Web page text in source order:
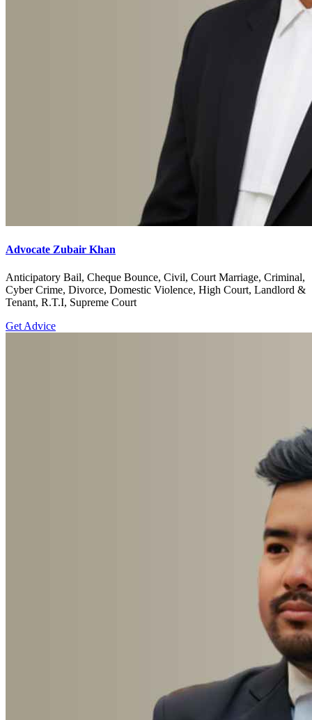
Advocate Zubair Khan
Anticipatory Bail, Cheque Bounce, Civil, Court Marriage, Criminal,
Cyber Crime, Divorce, Domestic Violence, High Court, Landlord &
Tenant, R.T.I, Supreme Court
Get Advice